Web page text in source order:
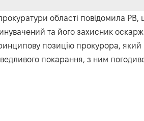
області повідомила
та його захисник
позицію прокурора, який
покарання, з ним